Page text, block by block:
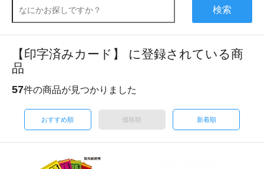
検索
【印字済みカード】 に登録されている商
品
57件の商品が見つかりました
おすすめ順 価格順 新着順